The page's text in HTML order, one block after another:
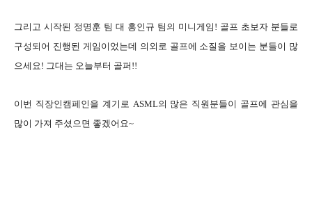
그리고 시작된 정명훈 팀 대 홍인규 팀의 미니게임! 골프 초보자 분들로
구성되어 진행된 게임이었는데 의외로 골프에 소질을 보이는 분들이 많
으세요! 그대는 오늘부터 골퍼!!
이번 직장인캠페인을 계기로 ASML의 많은 직원분들이 골프에 관심을
많이 가져 주셨으면 좋겠어요~